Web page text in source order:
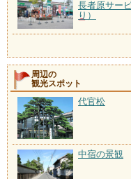
長者原サー
り）
周辺の
観光スポット
代官松
中宿の景観